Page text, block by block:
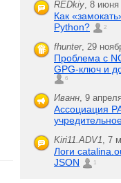
REDkiy, 8 июня
Как
Python?
2
fhunter, 29
Проблема с
GPG-ключ и
6
Иванн, 9
Ассоциация
Kiri11.ADV1, 7
Логи
JSON
1